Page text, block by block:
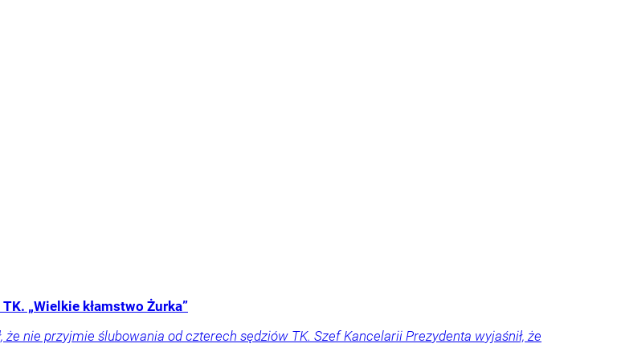
„Wielkie kłamstwo Żurka”
nie przyjmie ślubowania od czterech sędziów TK. Szef Kancelarii Prezydenta wyjaśnił, że